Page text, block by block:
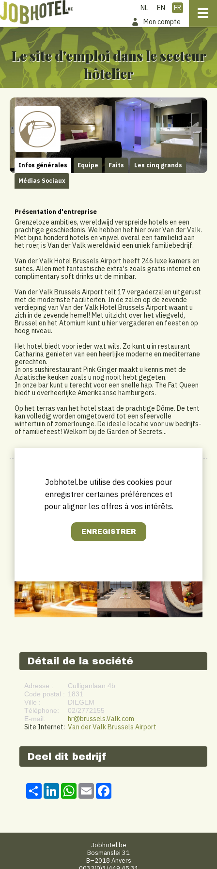
NL EN
FR
Mon compte
Le site d'emploi dans le secteur
hôtelier
Infos générales Equipe Faits Les cinq grands
Médias Sociaux
Présentation d'entreprise
Grenzeloze ambities, wereldwijd verspreide hotels en een
prachtige geschiedenis. We hebben het hier over Van der Valk.
Met bijna honderd hotels en vrijwel overal een familielid aan
het roer, is Van der Valk wereldwijd een uniek familiebedrijf.
Van der Valk Hotel Brussels Airport heeft 246 luxe kamers en
suites. Allen met fantastische extra's zoals gratis internet en
complimentary soft drinks uit de minibar.
Van der Valk Brussels Airport telt 17 vergaderzalen uitgerust
met de modernste faciliteiten. In de zalen op de zevende
verdieping van Van der Valk Hotel Brussels Airport waant u
zich in de zevende hemel! Met uitzicht over het vliegveld,
Brussel en het Atomium kunt u hier vergaderen en feesten op
hoog niveau.
Het hotel biedt voor ieder wat wils. Zo kunt u in restaurant
Catharina genieten van een heerlijke moderne en mediterrane
gerechten.
In ons sushirestaurant Pink Ginger maakt u kennis met de
Aziatische keuken zoals u nog nooit hebt gegeten.
In onze bar kunt u terecht voor een snelle hap. The Fat Queen
biedt u overheerlijke Amerikaanse hamburgers.
Op het terras van het hotel staat de prachtige Dôme. De tent
kan volledig worden omgetoverd tot een sfeervolle
wintertuin of zomerlounge. De ideale locatie voor uw bedrijfs-
of familiefeest! Welkom bij de Garden of Secrets...
Détail de la société
Adresse :
Culliganlaan 4b
Code postal : 1831
Ville :
DIEGEM
Téléphone:
02/2772155
E-mail:
hr@brussels.Valk.com
Site Internet: Van der Valk Brussels Airport
Deel dit bedrijf
Share LinkedInWhatsApp
Email
Jobhotel.be
Bosmanslei 31
B–2018 Anvers
Jobhotel.be utilise des cookies pour
enregistrer certaines préférences et
pour aligner les offres à vos intérêts.